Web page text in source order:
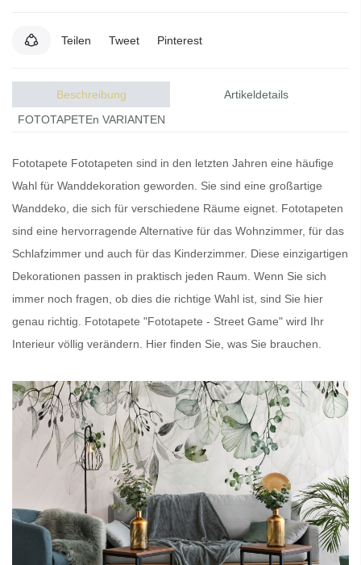
Teilen Tweet Pinterest
Beschreibung
Artikeldetails
FOTOTAPETEn VARIANTEN
Fototapete Fototapeten sind in den letzten Jahren eine häufige
Wahl für Wanddekoration geworden. Sie sind eine großartige
Wanddeko, die sich für verschiedene Räume eignet. Fototapeten
sind eine hervorragende Alternative für das Wohnzimmer, für das
Schlafzimmer und auch für das Kinderzimmer. Diese einzigartigen
Dekorationen passen in praktisch jeden Raum. Wenn Sie sich
immer noch fragen, ob dies die richtige Wahl ist, sind Sie hier
genau richtig. Fototapete "Fototapete - Street Game" wird Ihr
Interieur völlig verändern. Hier finden Sie, was Sie brauchen.